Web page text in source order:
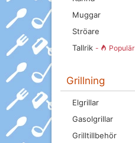
Muggar
Ströare
Tallrik - Populär
Grillning
Elgrillar
Gasolgrillar
Grilltillbehör